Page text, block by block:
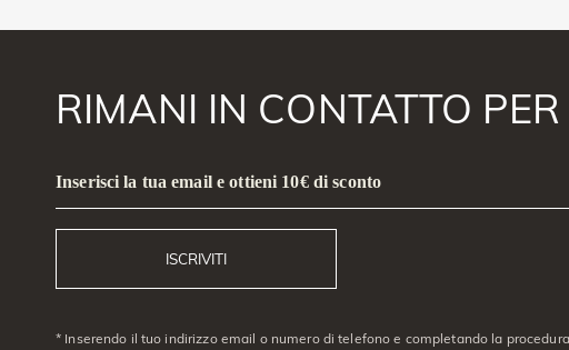
RIMANI IN CONTATTO PER
Inserisci la tua email e ottieni 10€ di sconto
ISCRIVITI
* Inserendo il tuo indirizzo email o numero di telefono e completando la